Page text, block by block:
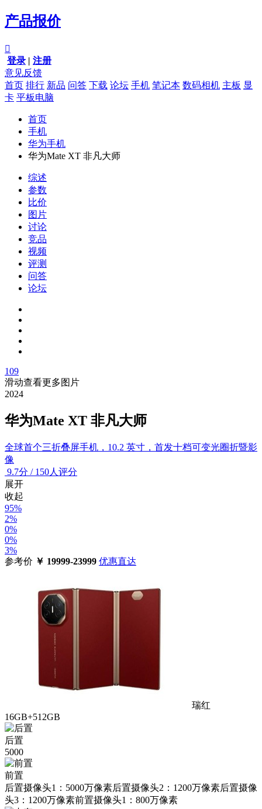
产品报价

登录 | 注册
意见反馈
首页 排行 新品 问答 下载 论坛 手机 笔记本 数码相机 主板 显
卡 平板电脑
首页
手机
华为手机
华为Mate XT 非凡大师
综述
参数
比价
图片
讨论
竞品
视频
评测
问答
论坛
109
滑动查看更多图片
2024
华为Mate XT 非凡大师
全球首个三折叠屏手机，10.2 英寸，首发十档可变光圈折暨影
像
9.7分 / 150人评分
展开
收起
95%
2%
0%
0%
3%
参考价 ￥ 19999-23999 优惠直达
瑞红
16GB+512GB
后置
5000
前置
后置摄像头1：5000万像素后置摄像头2：1200万像素后置摄像
头3：1200万像素前置摄像头1：800万像素